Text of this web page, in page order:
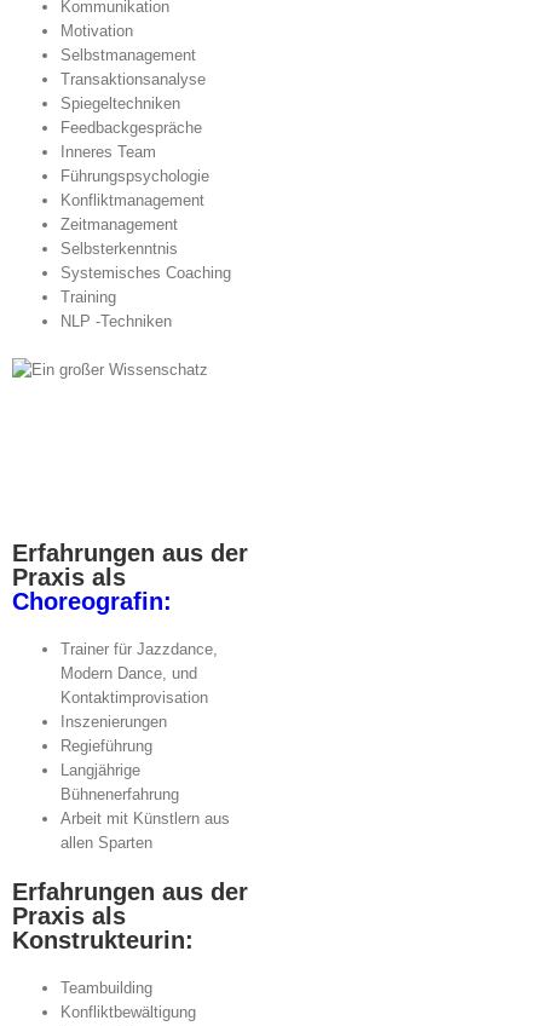
Kommunikation
Motivation
Selbstmanagement
Transaktionsanalyse
Spiegeltechniken
Feedbackgespräche
Inneres Team
Führungspsychologie
Konfliktmanagement
Zeitmanagement
Selbsterkenntnis
Systemisches Coaching
Training
NLP -Techniken
Erfahrungen aus der
Praxis als
Choreografin:
Trainer für Jazzdance,
Modern Dance, und
Kontaktimprovisation
Inszenierungen
Regieführung
Langjährige
Bühnenerfahrung
Arbeit mit Künstlern aus
allen Sparten
Erfahrungen aus der
Praxis als
Konstrukteurin:
Teambuilding
Konfliktbewältigung